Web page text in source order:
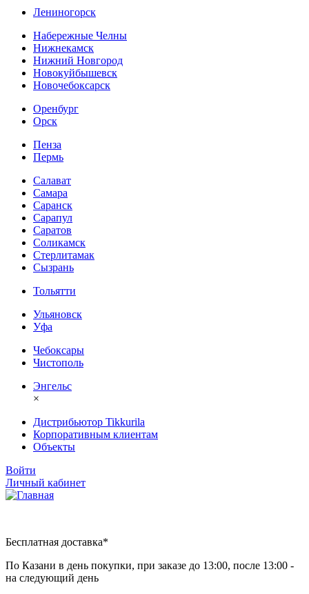
Лениногорск
Набережные Челны
Нижнекамск
Нижний Новгород
Новокуйбышевск
Новочебоксарск
Оренбург
Орск
Пенза
Пермь
Салават
Самара
Саранск
Сарапул
Саратов
Соликамск
Стерлитамак
Сызрань
Тольятти
Ульяновск
Уфа
Чебоксары
Чистополь
Энгельс
×
Дистрибьютор Tikkurila
Корпоративным клиентам
Объекты
Войти
Личный кабинет
Бесплатная доставка*
По Казани в день покупки, при заказе до 13:00, после 13:00 -
на следующий день